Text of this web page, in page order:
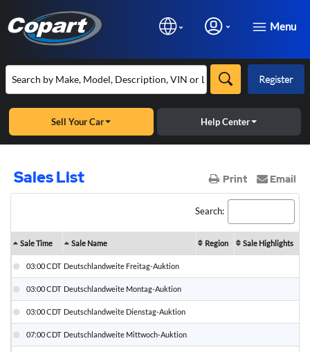
Menu
Register
Sell Your Car Help Center
Sales List Print Email
Search:
Sale Time Sale Name Region Sale Highlights
03:00 CDT Deutschlandweite Freitag-Auktion
03:00 CDT Deutschlandweite Montag-Auktion
03:00 CDT Deutschlandweite Dienstag-Auktion
07:00 CDT Deutschlandweite Mittwoch-Auktion